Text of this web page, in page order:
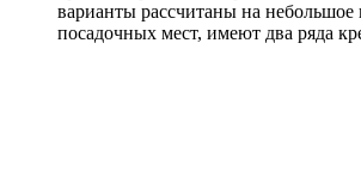
варианты рассчитаны на небольшое
посадочных мест, имеют два ряда